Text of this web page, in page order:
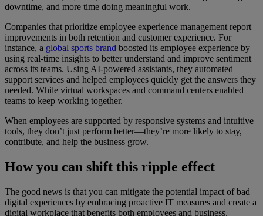
downtime, and more time doing meaningful work.
Companies that prioritize employee experience management report
improvements in both retention and customer experience. For
instance, a global sports brand boosted its employee experience by
using real-time insights to better understand and improve sentiment
across its teams. Using AI-powered assistants, they automated
support services and helped employees quickly get the answers they
needed. While virtual workspaces and command centers enabled
teams to keep working together.
When employees are supported by responsive systems and intuitive
tools, they don’t just perform better—they’re more likely to stay,
contribute, and help the business grow.
How you can shift this ripple effect
The good news is that you can mitigate the potential impact of bad
digital experiences by embracing proactive IT measures and create a
digital workplace that benefits both employees and business.